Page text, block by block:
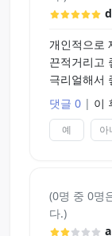
개인적으로
끈적거리고
극리얼해서
댓글 0 | 이
예 아
(0명 중 0명
다.)